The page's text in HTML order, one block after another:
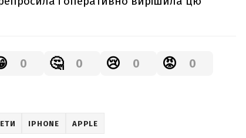
0 🤔 0 😢 0 😡 0
IPHONE APPLE